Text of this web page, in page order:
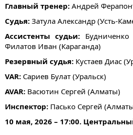
Главный тренер: Андрей
Судья: Затула Александр (Усть-
Ассистенты судьи:
Филатов Иван (Караганда)
Резервный судья: Кустаев Диас
VAR: Сариев Булат (Уральск)
AVAR: Васютин Сергей (Алматы)
Инспектор: Пасько Сергей
10 мая, 2026 – 17:00.